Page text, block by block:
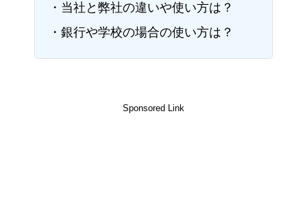
・当社と弊社の違いや使い方は？
・銀行や学校の場合の使い方は？
Sponsored Link